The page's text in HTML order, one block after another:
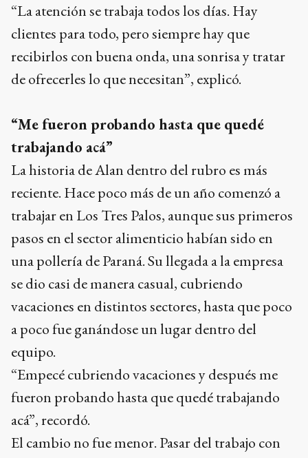
“La atención se trabaja todos los días. Hay
clientes para todo, pero siempre hay que
recibirlos con buena onda, una sonrisa y tratar
de ofrecerles lo que necesitan”, explicó.
“Me fueron probando hasta que quedé
trabajando acá”
La historia de Alan dentro del rubro es más
reciente. Hace poco más de un año comenzó a
trabajar en Los Tres Palos, aunque sus primeros
pasos en el sector alimenticio habían sido en
una pollería de Paraná. Su llegada a la empresa
se dio casi de manera casual, cubriendo
vacaciones en distintos sectores, hasta que poco
a poco fue ganándose un lugar dentro del
equipo.
“Empecé cubriendo vacaciones y después me
fueron probando hasta que quedé trabajando
acá”, recordó.
El cambio no fue menor. Pasar del trabajo con